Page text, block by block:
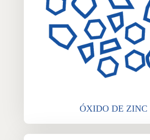
ÓXIDO DE ZINC